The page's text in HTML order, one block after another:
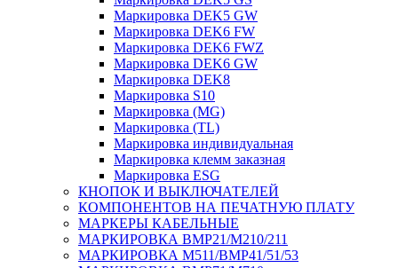
Маркировка DEK5 GW
Маркировка DEK6 FW
Маркировка DEK6 FWZ
Маркировка DEK6 GW
Маркировка DEK8
Маркировка S10
Маркировка (MG)
Маркировка (TL)
Маркировка индивидуальная
Маркировка клемм заказная
Маркировка ESG
КНОПОК И ВЫКЛЮЧАТЕЛЕЙ
КОМПОНЕНТОВ НА ПЕЧАТНУЮ ПЛАТУ
МАРКЕРЫ КАБЕЛЬНЫЕ
МАРКИРОВКА BMP21/M210/211
МАРКИРОВКА M511/BMP41/51/53